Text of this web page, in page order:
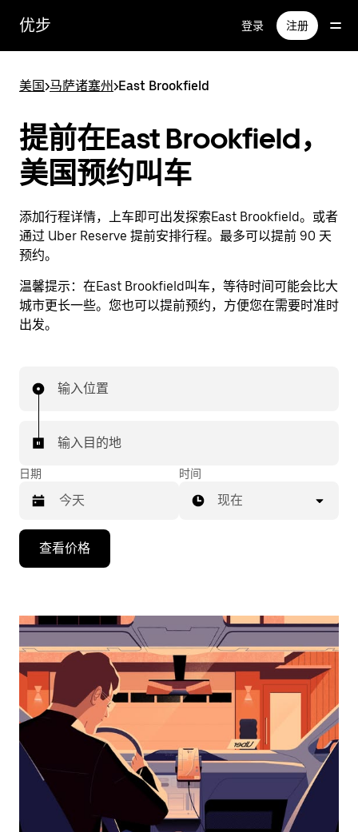
优步 登录 注册
美国>马萨诸塞州>East Brookfield
提前在East Brookfield，
美国预约叫车
添加行程详情，上车即可出发探索East Brookfield。或者
通过 Uber Reserve 提前安排行程。最多可以提前 90 天
预约。
温馨提示： 在East Brookfield叫车，等待时间可能会比大
城市更长一些。您也可以提前预约，方便您在需要时准时
出发。
输入位置
输入目的地
日期
向
头
浏
日
并
时间
现在
查看价格